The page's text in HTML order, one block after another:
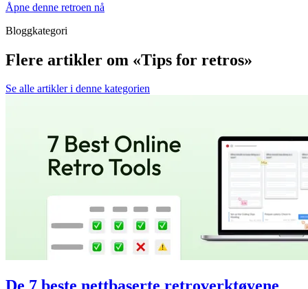
Åpne denne retroen nå
Bloggkategori
Flere artikler om «Tips for retros»
Se alle artikler i denne kategorien